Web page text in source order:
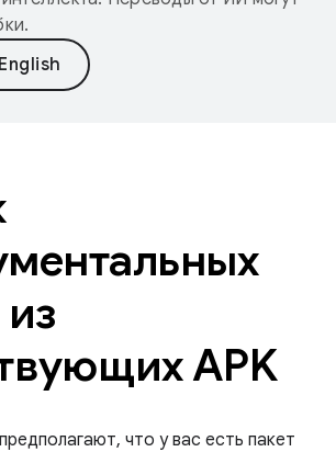
APK
что у вас есть пакет